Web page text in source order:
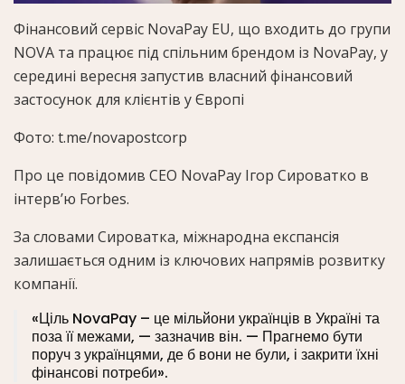
Фінансовий сервіс NovaPay EU, що входить до групи
NOVA та працює під спільним брендом із NovaPay, у
середині вересня запустив власний фінансовий
застосунок для клієнтів у Європі
Фото: t.me/novapostcorp
Про це повідомив СЕО NovaPay Ігор Сироватко в
інтерв’ю Forbes.
За словами Сироватка, міжнародна експансія
залишається одним із ключових напрямів розвитку
компанії.
«Ціль NovaPay – це мільйони українців в Україні та
поза її межами, — зазначив він. — Прагнемо бути
поруч з українцями, де б вони не були, і закрити їхні
фінансові потреби».